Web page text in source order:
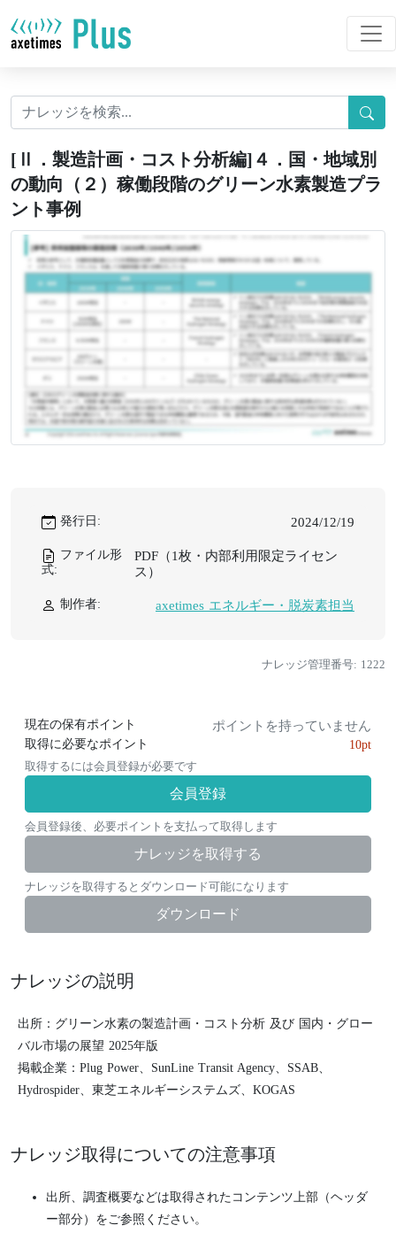
[Ⅱ．製造計画・コスト分析編]４．国・地域別
の動向（２）稼働段階のグリーン水素製造プラ
ント事例
発行日: 2024/12/19
ファイル形
式:
PDF（1枚・内部利用限定ライセン
ス）
制作者: axetimes エネルギー・脱炭素担当
ナレッジ管理番号: 1222
現在の保有ポイント ポイントを持っていません
取得に必要なポイント
10pt
取得するには会員登録が必要です
会員登録
会員登録後、必要ポイントを支払って取得します
ナレッジを取得する
ナレッジを取得するとダウンロード可能になります
ダウンロード
ナレッジの説明
出所：グリーン水素の製造計画・コスト分析 及び 国内・グロー
バル市場の展望 2025年版
掲載企業：Plug Power、SunLine Transit Agency、SSAB、
Hydrospider、東芝エネルギーシステムズ、KOGAS
ナレッジ取得についての注意事項
出所、調査概要などは取得されたコンテンツ上部（ヘッダ
ー部分）をご参照ください。